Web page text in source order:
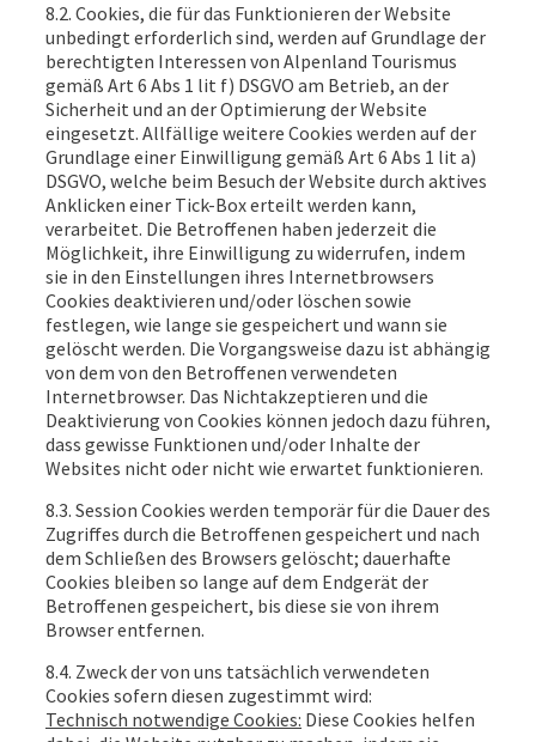
8.2. Cookies, die für das Funktionieren der Website
unbedingt erforderlich sind, werden auf Grundlage der
berechtigten Interessen von Alpenland Tourismus
gemäß Art 6 Abs 1 lit f) DSGVO am Betrieb, an der
Sicherheit und an der Optimierung der Website
eingesetzt. Allfällige weitere Cookies werden auf der
Grundlage einer Einwilligung gemäß Art 6 Abs 1 lit a)
DSGVO, welche beim Besuch der Website durch aktives
Anklicken einer Tick-Box erteilt werden kann,
verarbeitet. Die Betroffenen haben jederzeit die
Möglichkeit, ihre Einwilligung zu widerrufen, indem
sie in den Einstellungen ihres Internetbrowsers
Cookies deaktivieren und/oder löschen sowie
festlegen, wie lange sie gespeichert und wann sie
gelöscht werden. Die Vorgangsweise dazu ist abhängig
von dem von den Betroffenen verwendeten
Internetbrowser. Das Nichtakzeptieren und die
Deaktivierung von Cookies können jedoch dazu führen,
dass gewisse Funktionen und/oder Inhalte der
Websites nicht oder nicht wie erwartet funktionieren.
8.3. Session Cookies werden temporär für die Dauer des
Zugriffes durch die Betroffenen gespeichert und nach
dem Schließen des Browsers gelöscht; dauerhafte
Cookies bleiben so lange auf dem Endgerät der
Betroffenen gespeichert, bis diese sie von ihrem
Browser entfernen.
8.4. Zweck der von uns tatsächlich verwendeten
Cookies sofern diesen zugestimmt wird:
Technisch notwendige Cookies: Diese Cookies helfen